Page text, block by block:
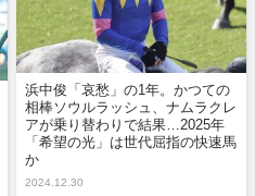
浜中俊「哀愁」の1年。かつての
相棒ソウルラッシュ、ナムラクレ
アが乗り替わりで結果…2025年
「希望の光」は世代屈指の快速馬
か
2024.12.30